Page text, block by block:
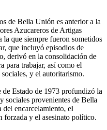
de Bella Unión es anterior a la
Azucareros de Artigas
que siempre fueron sometidos
que incluyó episodios de
derivó en la consolidación de
para trabajar, así como el
y el autoritarismo.
de Estado de 1973 profundizó la
sociales provenientes de Bella
encarcelamiento, el
forzada y el asesinato político.